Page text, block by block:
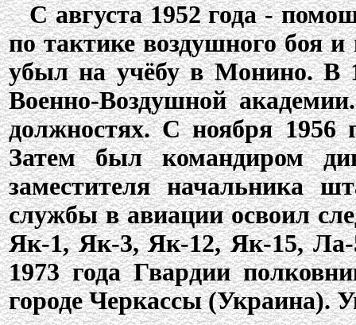
С августа 1952 года -
по тактике воздушного боя и
убыл на учёбу в Монино. В
Военно-Воздушной
должностях. С ноября
Затем был командиром
заместителя
службы в авиации освоил
Як-1, Як-3, Як-12, Як-15,
1973 года Гвардии
городе Черкассы (Украина).